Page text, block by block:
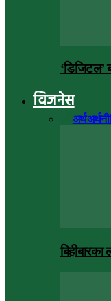
‘डिजिटल’
विजनेस
अर्थ
बिहीबारका